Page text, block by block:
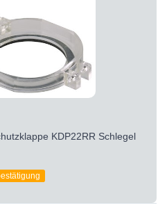
KDP22RR Schlegel